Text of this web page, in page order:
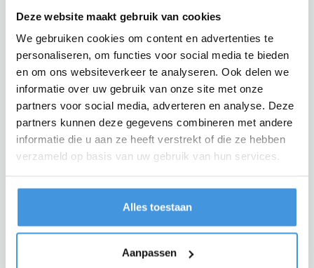
Deze website maakt gebruik van cookies
We gebruiken cookies om content en advertenties te
personaliseren, om functies voor social media te bieden
en om ons websiteverkeer te analyseren. Ook delen we
informatie over uw gebruik van onze site met onze
partners voor social media, adverteren en analyse. Deze
partners kunnen deze gegevens combineren met andere
informatie die u aan ze heeft verstrekt of die ze hebben
verzameld op basis van uw gebruik van hun services.
Alles toestaan
Aanpassen
Zekerheid bij klachten
Bescherming tegen te hoge financiële lasten
De voordelen van ALMN
Het beste leasecontract
zélf zouden ondertekenen.